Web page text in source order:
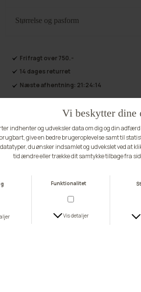
derefter stylen ud og hæng op for at mindske
at anvende vaskepose ved delikate styles.
Størrelse og pasform
Fri fragt over 750.-
14 dages returret
Næste afhentning: 21:24:13
Andre ting du vil